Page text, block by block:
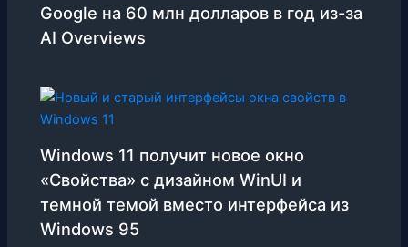
Google на 60 млн долларов в год из-за
AI Overviews
Windows 11 получит новое окно
«Свойства» с дизайном WinUI и
темной темой вместо интерфейса из
Windows 95